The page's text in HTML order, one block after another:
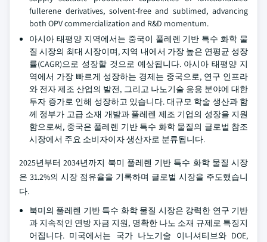
fullerene derivatives, solvent-free and sublimed, advancing
both OPV commercialization and R&D momentum.
아시아 태평양 지역에서는 중국이 풀레렌 기반 특수 화학 물
질 시장의 최대 시장이며, 지역 내에서 가장 높은 연평균 성장
률(CAGR)으로 성장할 것으로 예상됩니다. 아시아 태평양 지
역에서 가장 빠르게 성장하는 경제는 중국으로, 연구 인프라
와 전자 제조 산업의 발전, 그리고 나노기술 응용 분야에 대한
투자 증가로 인해 성장하고 있습니다. 대규모 학술 생산과 함
께 정부가 고급 소재 개발과 풀레렌 제조 기업의 성장을 지원
함으로써, 중국은 풀레렌 기반 특수 화학 물질의 글로벌 참조
시장에서 주요 소비자이자 생산자로 분류됩니다.
2025년부터 2034년까지 북미 풀레렌 기반 특수 화학 물질 시장
은 31.2%의 시장 점유율을 기록하며 글로벌 시장을 주도했습니
다.
북미의 풀레렌 기반 특수 화학 물질 시장은 강력한 연구 기반
과 지속적인 연방 자금 지원, 명확한 나노 소재 규제로 특징지
어집니다. 미국에서는 국가 나노기술 이니셔티브와 DOE,